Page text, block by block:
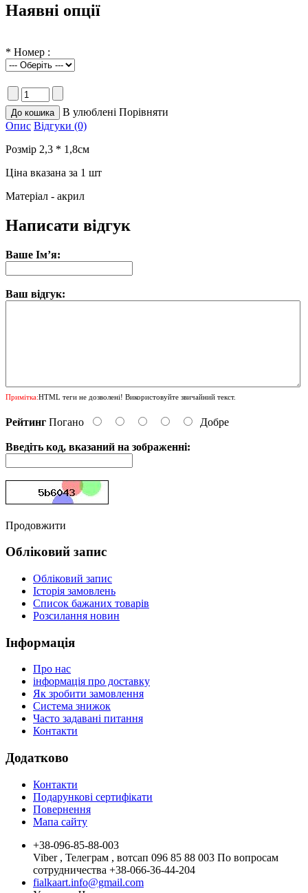
Наявні опції
* Номер :
В улюблені Порівняти
Опис Відгуки (0)
Розмір 2,3 * 1,8см
Ціна вказана за 1 шт
Матеріал - акрил
Написати відгук
Ваше Ім’я:
Ваш відгук:
Примітка:HTML теги не дозволені! Використовуйте звичайний текст.
Рейтинг Погано Добре
Введіть код, вказаний на зображенні:
Продовжити
Обліковий запис
Обліковий запис
Історія замовлень
Список бажаних товарів
Розсилання новин
Інформація
Про нас
інформація про доставку
Як зробити замовлення
Система знижок
Часто задавані питання
Контакти
Додатково
Контакти
Подарункові сертифікати
Повернення
Мапа сайту
+38-096-85-88-003
Viber , Телеграм , вотсап 096 85 88 003 По вопросам
сотрудничества +38-066-36-44-204
fialkaart.info@gmail.com